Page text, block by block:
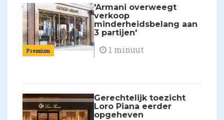
Premium
'Armani overweegt
verkoop
minderheidsbelang aan
3 partijen'
1 minuut
Gerechtelijk toezicht
Loro Piana eerder
opgeheven